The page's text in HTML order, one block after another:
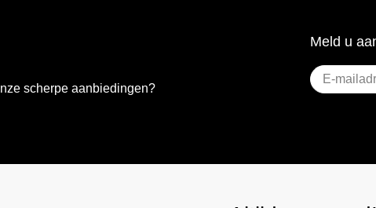
scherpe aanbiedingen?
Meld u
E-
mailadres